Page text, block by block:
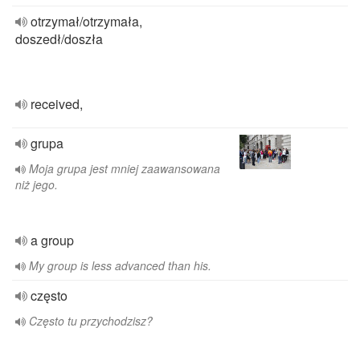
otrzymał/otrzymała,
doszedł/doszła
received,
grupa
Moja grupa jest mniej zaawansowana
niż jego.
a group
My group is less advanced than his.
często
Często tu przychodzisz?